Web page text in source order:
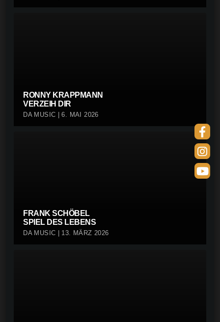
RONNY KRAPPMANN
VERZEIH DIR
DA MUSIC | 6. MAI 2026
FRANK SCHÖBEL
SPIEL DES LEBENS
DA MUSIC | 13. MÄRZ 2026